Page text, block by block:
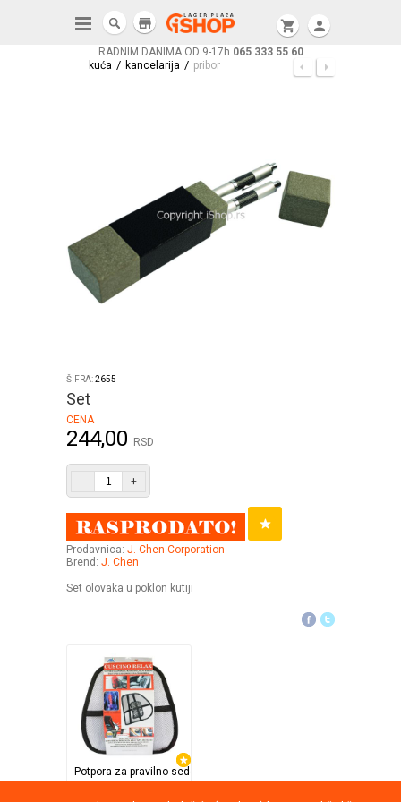
RADNIM DANIMA OD 9-17h 065 333 55 60
shopping_cart person
store
kuća / kancelarija / pribor
ŠIFRA:2655
Set
CENA
244,00 RSD
- +
Prodavnica: J. Chen Corporation
Brend: J. Chen
Set olovaka u poklon kutiji
Potpora za pravilno sedenje